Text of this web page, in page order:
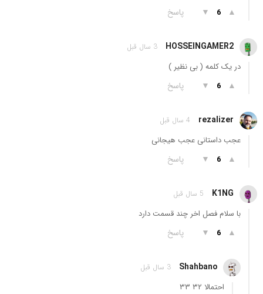
▲
6
▼ پاسخ
HOSSEINGAMER2 3 سال قبل
در یک کلمه ( بی نظیر )
▲
6
▼ پاسخ
rezalizer 4 سال قبل
عجب داستانی عجب هیجانی
▲
6
▼ پاسخ
K1NG 5 سال قبل
با سلام فصل اخر چند قسمت دارد
▲
6
▼ پاسخ
Shahbano 3 سال قبل
احتمالا ۳۲ ۳۳